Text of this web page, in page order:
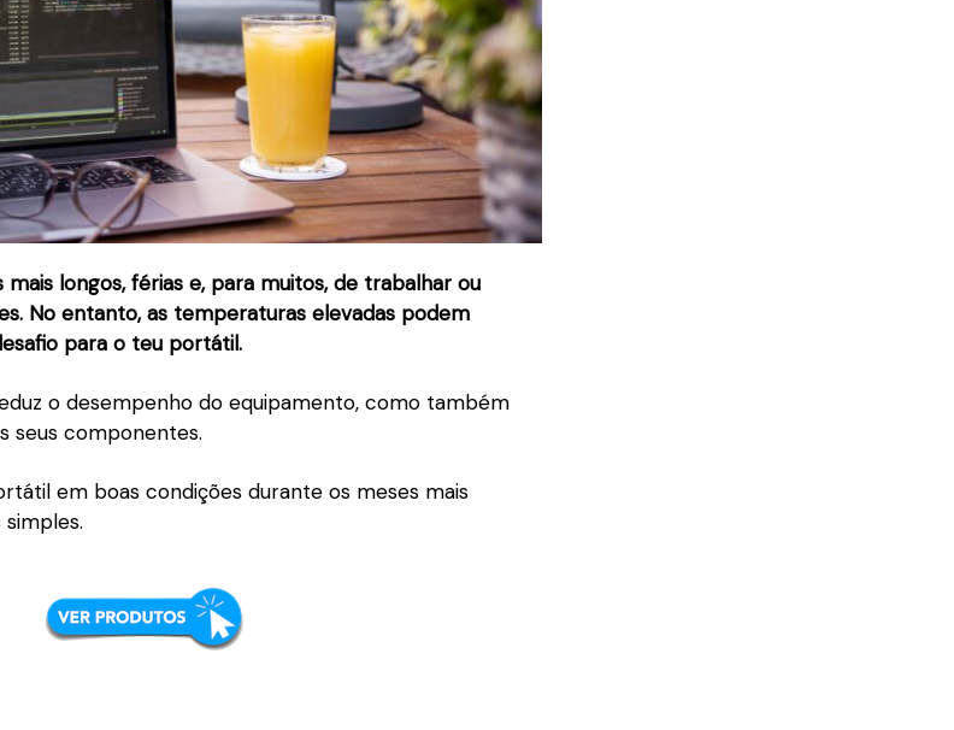
longos, férias e, para muitos, de trabalhar ou
No entanto, as temperaturas elevadas podem
para o teu portátil.
o desempenho do equipamento, como também
seus componentes.
em boas condições durante os meses mais